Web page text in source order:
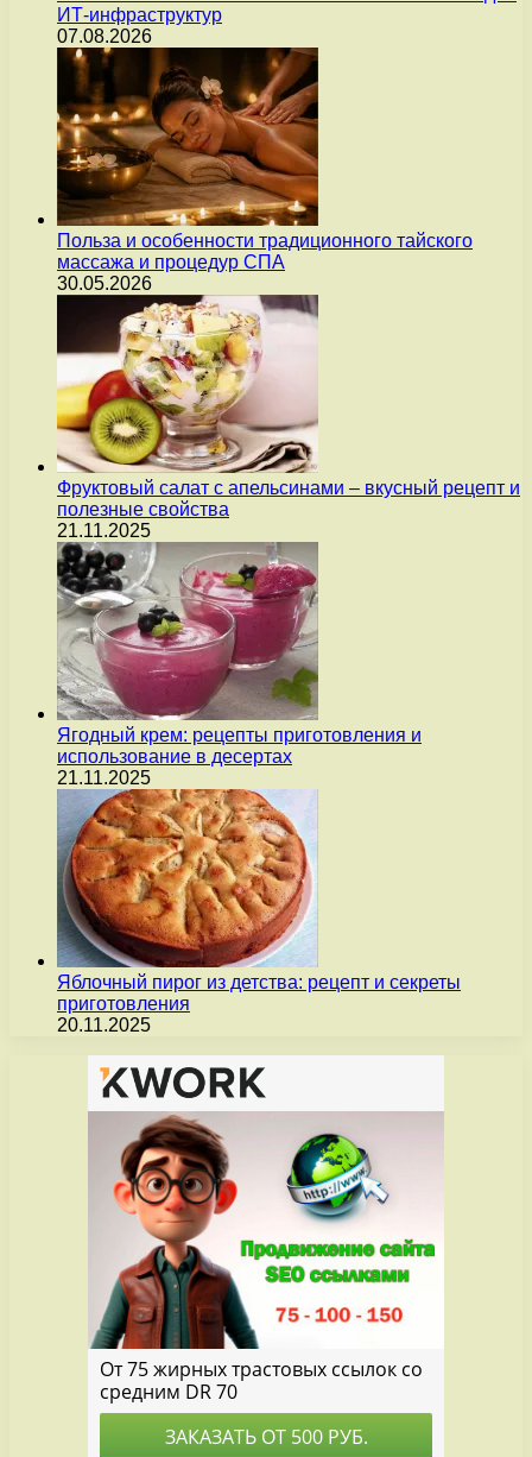
ИТ-инфраструктур
07.08.2026
Польза и особенности традиционного тайского
массажа и процедур СПА
30.05.2026
Фруктовый салат с апельсинами – вкусный рецепт и
полезные свойства
21.11.2025
Ягодный крем: рецепты приготовления и
использование в десертах
21.11.2025
Яблочный пирог из детства: рецепт и секреты
приготовления
20.11.2025